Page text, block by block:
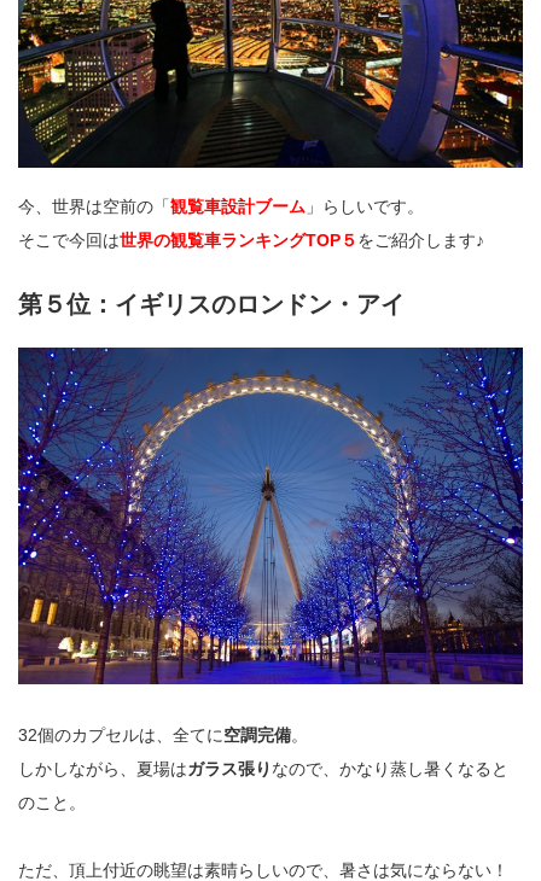
今、世界は空前の「観覧車設計ブーム 」らしいです。
そこで今回は世界の観覧車ランキングTOP５ をご紹介します♪
第５位：イギリスのロンドン・アイ
32個のカプセルは、全てに空調完備。
しかしながら、夏場はガラス張り なので、かなり蒸し暑くなると
のこと。
ただ、頂上付近の眺望は素晴らしいので、暑さは気にならない！